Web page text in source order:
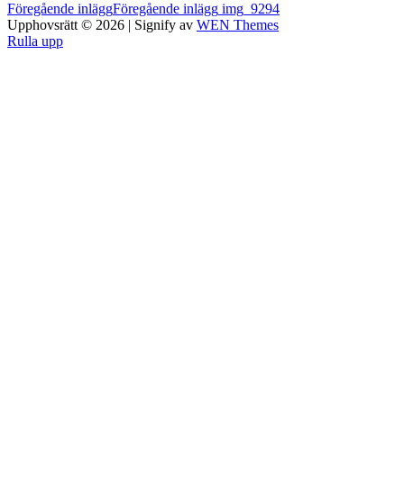
Föregående inläggFöregående inlägg img_9294
Upphovsrätt © 2026 | Signify av WEN Themes
Rulla upp